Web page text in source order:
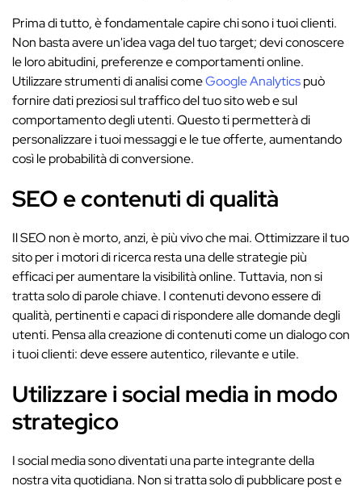
Prima di tutto, è fondamentale capire chi sono i tuoi clienti.
Non basta avere un'idea vaga del tuo target; devi conoscere
le loro abitudini, preferenze e comportamenti online.
Utilizzare strumenti di analisi comeGoogle Analyticspuò
fornire dati preziosi sul traffico del tuo sito web e sul
comportamento degli utenti. Questo ti permetterà di
personalizzare i tuoi messaggi e le tue offerte, aumentando
così le probabilità di conversione.
SEO e contenuti di qualità
Il SEO non è morto, anzi, è più vivo che mai. Ottimizzare il tuo
sito per i motori di ricerca resta una delle strategie più
efficaci per aumentare la visibilità online. Tuttavia, non si
tratta solo di parole chiave. I contenuti devono essere di
qualità, pertinenti e capaci di rispondere alle domande degli
utenti. Pensa alla creazione di contenuti come un dialogo con
i tuoi clienti: deve essere autentico, rilevante e utile.
Utilizzare i social media in modo
strategico
I social media sono diventati una parte integrante della
nostra vita quotidiana. Non si tratta solo di pubblicare post e